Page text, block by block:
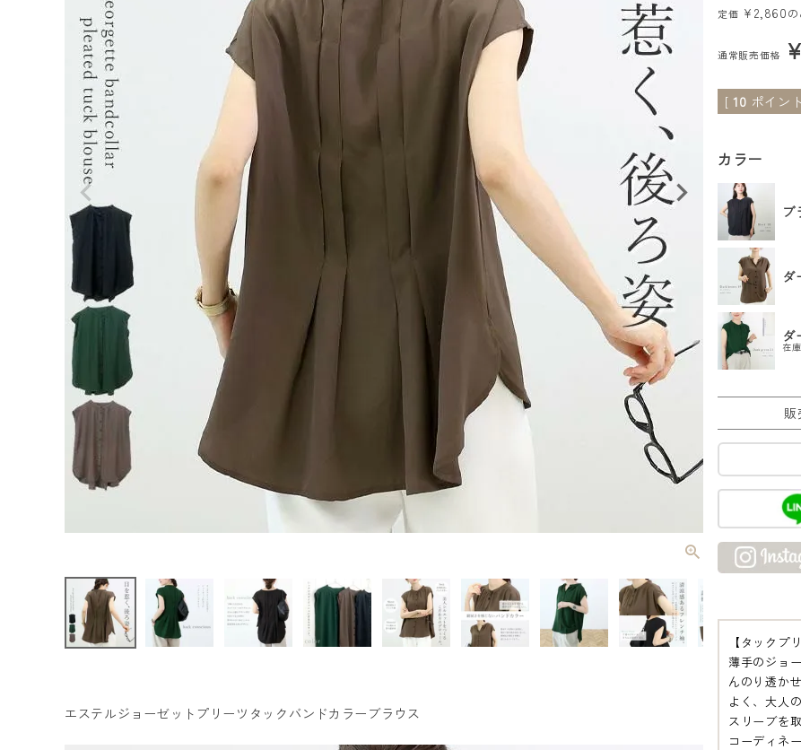
ACCOUNT MENU
ようこそ ゲスト 様
ログイン
レディーストップス
レディースボトムス
ファッション雑貨
ご利用ガイド
エステルジョーゼットプリーツタックバンドカラーブラウス
定価 ¥2,860
通常販売価格 ¥
[ 10 ポイン
カラー
ダ
ダ
在
販
【タックプ
薄手のジョ
んのり透か
よく、大人
スリーブを
コーディネ